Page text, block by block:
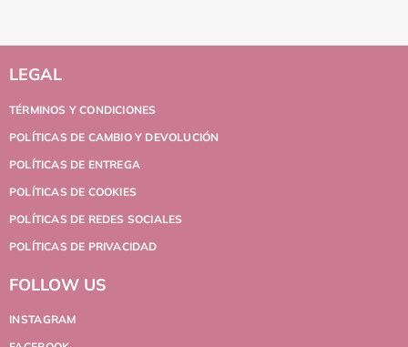
LEGAL
TÉRMINOS Y CONDICIONES
POLÍTICAS DE CAMBIO Y DEVOLUCIÓN
POLÍTICAS DE ENTREGA
POLÍTICAS DE COOKIES
POLÍTICAS DE REDES SOCIALES
POLÍTICAS DE PRIVACIDAD
FOLLOW US
INSTAGRAM